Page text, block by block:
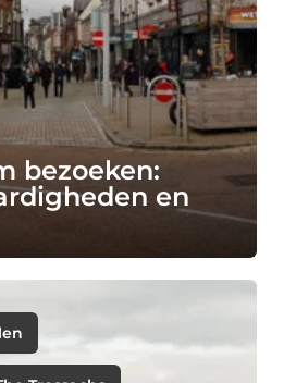
bezoeken:
en